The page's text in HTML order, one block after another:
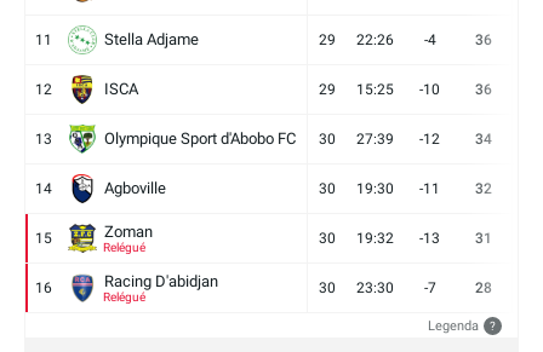
11 Stella Adjame 29 22:26 -4 36
12 ISCA 29 15:25 -10 36
13 Olympique Sport d'Abobo FC 30 27:39 -12 34
14 Agboville 30 19:30 -11 32
15 Zoman
Relégué
30 19:32 -13 31
16 Racing D'abidjan
Relégué
30 23:30 -7 28
Legenda ?